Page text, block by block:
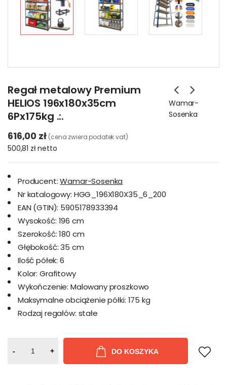
Regał metalowy Premium
HELIOS 196x180x35cm
6Px175kg .:.
Wamar-
Sosenka
616,00 zł (cena zwiera podatek vat)
500,81 złnetto
Producent: Wamar-Sosenka
Nr katalogowy: HGG_196X180X35_6_200
EAN (GTIN): 5905178933394
Wysokość: 196 cm
Szerokość: 180 cm
Głębokość: 35 cm
Ilość półek: 6
Kolor: Grafitowy
Wykończenie: Malowany proszkowo
Maksymalne obciążenie półki: 175 kg
Rodzaj regałów: stałe
- + DO KOSZYKA